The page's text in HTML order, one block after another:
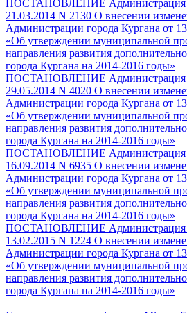
ПОСТАНОВЛЕНИЕ Администрация
21.03.2014 N 2130 О внесении
Администрации города Кургана от
«Об утверждении муниципальной
направления развития
города Кургана на 2014-2016 годы»
ПОСТАНОВЛЕНИЕ Администрация
29.05.2014 N 4020 О внесении
Администрации города Кургана от
«Об утверждении муниципальной
направления развития
города Кургана на 2014-2016 годы»
ПОСТАНОВЛЕНИЕ Администрация
16.09.2014 N 6935 О внесении
Администрации города Кургана от
«Об утверждении муниципальной
направления развития
города Кургана на 2014-2016 годы»
ПОСТАНОВЛЕНИЕ Администрация
13.02.2015 N 1224 О внесении
Администрации города Кургана от
«Об утверждении муниципальной
направления развития
города Кургана на 2014-2016 годы»